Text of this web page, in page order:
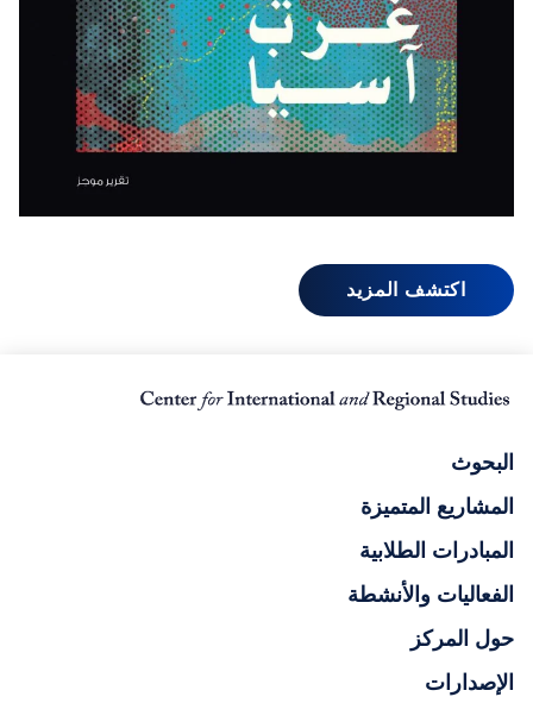
اكتشف المزيد
البحوث
المشاريع المتميزة
المبادرات الطلابية
الفعاليات والأنشطة
حول المركز
الإصدارات